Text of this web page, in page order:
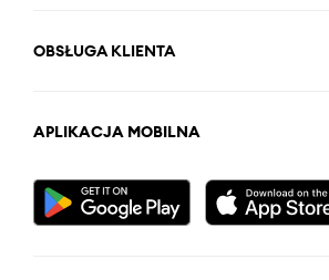
OBSŁUGA KLIENTA
APLIKACJA MOBILNA